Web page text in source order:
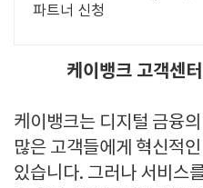
파트너 신청
케이뱅크 고객센
케이뱅크는 디지털 금융
많은 고객들에게 혁신적
있습니다. 그러나 서비스